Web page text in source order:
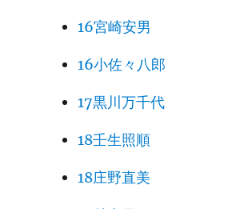
16宮崎安男
16小佐々八郎
17黒川万千代
18壬生照順
18庄野直美